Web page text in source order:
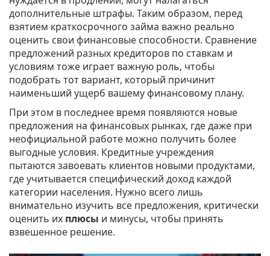
дополнительные штрафы. Таким образом, перед
взятием краткосрочного займа важно реально
оценить свои финансовые способности. Сравнение
предложений разных кредиторов по ставкам и
условиям тоже играет важную роль, чтобы
подобрать тот вариант, который причинит
наименьший ущерб вашему финансовому плану.
При этом в последнее время появляются новые
предложения на финансовых рынках, где даже при
неофициальной работе можно получить более
выгодные условия. Кредитные учреждения
пытаются завоевать клиентов новыми продуктами,
где учитывается специфический доход каждой
категории населения. Нужно всего лишь
внимательно изучить все предложения, критически
оценить их плюсы и минусы, чтобы принять
взвешенное решение.